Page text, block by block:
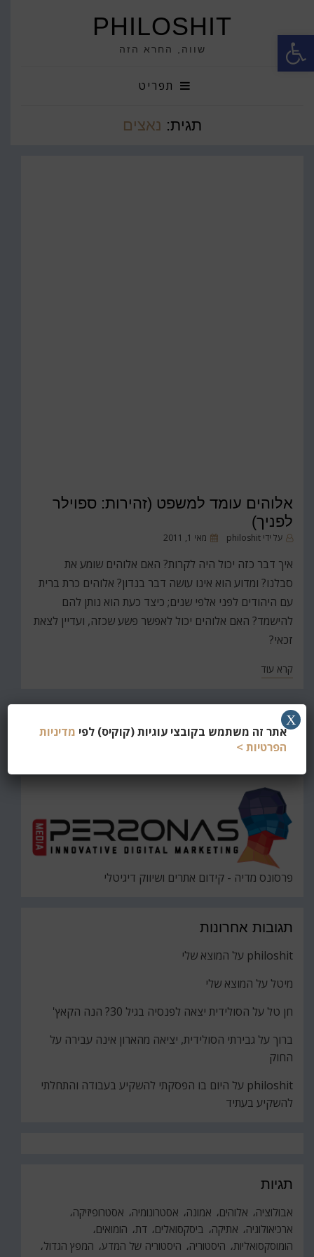
פתח סרגל נגישות PHILOSHIT
שווה, החרא הזה
תפריט
תגית: נאצים
אלוהים עומד למשפט (זהירות: ספוילר
לפניך)
על ידי philoshit
פורסם
מאי 1, 2011
איך דבר כזה יכול היה לקרות? האם אלוהים שומע את
סבלנו? ומדוע הוא אינו עושה דבר בנדון? אלוהים כרת ברית
עם היהודים לפני אלפי שנים; כיצד כעת הוא נותן להם
להישמד? האם אלוהים יכול לאפשר פשע שכזה, ועדיין לצאת
זכאי?
קרא עוד
חפש
את
פרסונס מדיה - קידום אתרים ושיווק דיגיטלי
תגובות אחרונות
philoshit על המוצא שלי
מיטל על המוצא שלי
חן טל על הסולידית יצאה לפנסיה בגיל 30? הנה הקאץ'
ברוך על גבירתי הסולידית, יציאה מהארון אינה עבירה על
החוק
philoshit על היום בו הפסקתי להשקיע בעבודה והתחלתי
להשקיע בעתיד
תגיות
אבולוציה אלוהים אמונה אסטרונומיה
אסטרופיזיקה
ארכיאולוגיה
אתיקה ביסקסואלים דת הומואים
הומוסקסואליות היסטוריה היסטוריה של המדע המפץ הגדול
אתר זה משתמש בקובצי עוגיות (קוקיס) לפי מדיניות
הפרטיות >
X